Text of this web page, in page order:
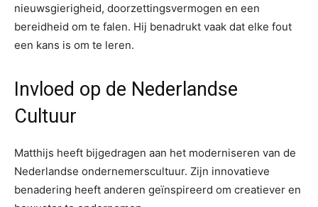
nieuwsgierigheid, doorzettingsvermogen en een
bereidheid om te falen. Hij benadrukt vaak dat elke fout
een kans is om te leren.
Invloed op de Nederlandse
Cultuur
Matthijs heeft bijgedragen aan het moderniseren van de
Nederlandse ondernemerscultuur. Zijn innovatieve
benadering heeft anderen geïnspireerd om creatiever en